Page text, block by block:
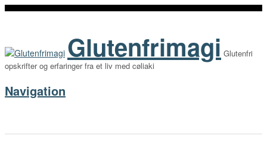
Glutenfrimagi Glutenfri
opskrifter og erfaringer fra et liv med cøliaki
Navigation